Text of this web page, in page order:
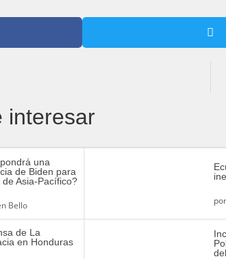
interesar
una
de Biden para
de Asia-Pacífico?
Bello por
de La
en Honduras